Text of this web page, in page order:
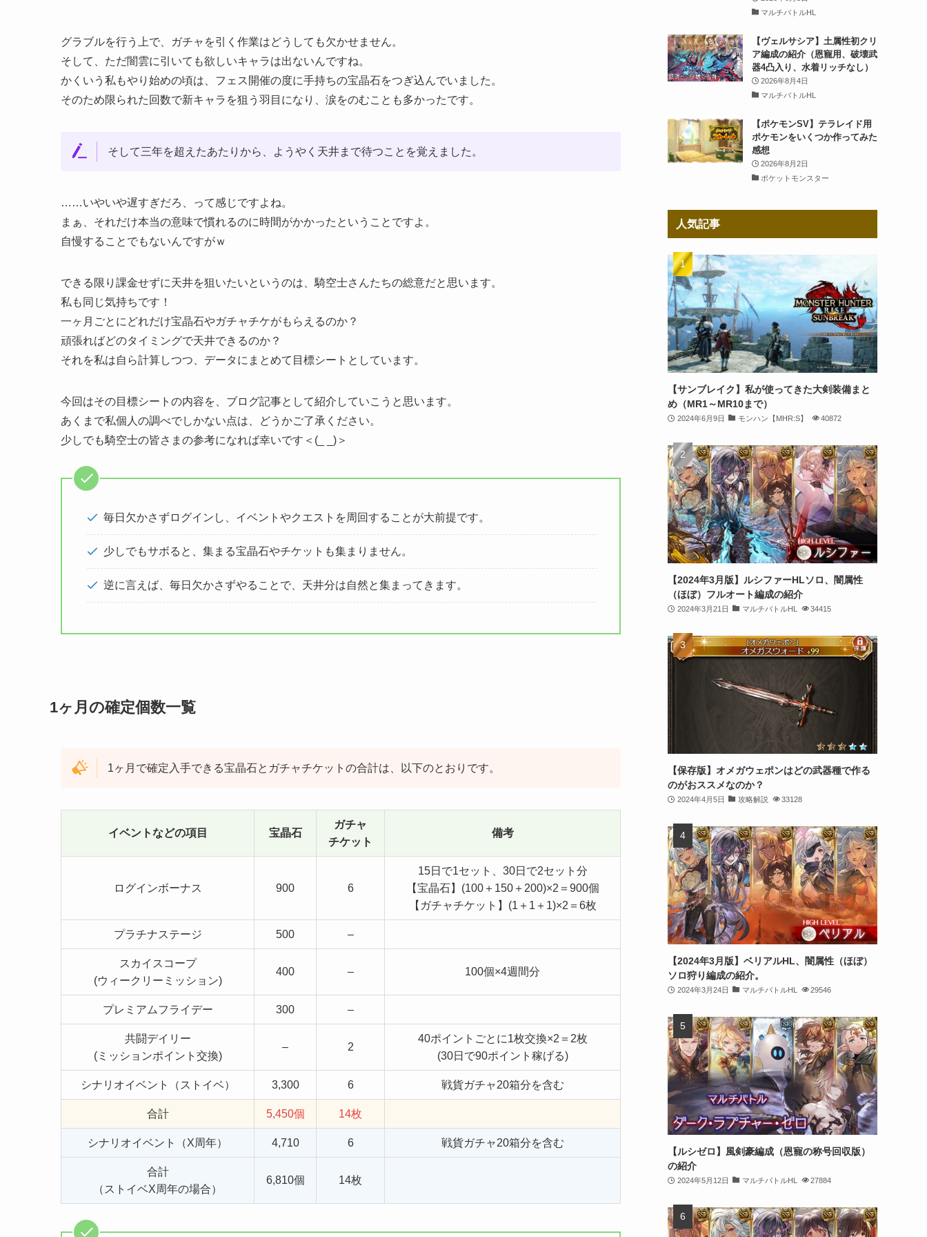
グラブルを行う上で、ガチャを引く作業はどうしても欠かせません。
そして、ただ闇雲に引いても欲しいキャラは出ないんですね。
かくいう私もやり始めの頃は、フェス開催の度に手持ちの宝晶石をつぎ込んでいました。
そのため限られた回数で新キャラを狙う羽目になり、涙をのむことも多かったです。
そして三年を超えたあたりから、ようやく天井まで待つことを覚えました。
……いやいや遅すぎだろ、って感じですよね。
まぁ、それだけ本当の意味で慣れるのに時間がかかったということですよ。
自慢することでもないんですがｗ
できる限り課金せずに天井を狙いたいというのは、騎空士さんたちの総意だと思います。
私も同じ気持ちです！
一ヶ月ごとにどれだけ宝晶石やガチャチケがもらえるのか？
頑張ればどのタイミングで天井できるのか？
それを私は自ら計算しつつ、データにまとめて目標シートとしています。
今回はその目標シートの内容を、ブログ記事として紹介していこうと思います。
あくまで私個人の調べでしかない点は、どうかご了承ください。
少しでも騎空士の皆さまの参考になれば幸いです＜(_ _)＞
毎日欠かさずログインし、イベントやクエストを周回することが大前提です。
少しでもサボると、集まる宝晶石やチケットも集まりません。
逆に言えば、毎日欠かさずやることで、天井分は自然と集まってきます。
1ヶ月の確定個数一覧
1ヶ月で確定入手できる宝晶石とガチャチケットの合計は、以下のとおりです。
イベントなどの項目 宝晶石
ガチャ
チケット
備考
ログインボーナス 900 6
15日で1セット、30日で2セット分
【宝晶石】(100＋150＋200)×2＝900個
【ガチャチケット】(1＋1＋1)×2＝6枚
プラチナステージ 500 –
スカイスコープ
(ウィークリーミッション)
400 – 100個×4週間分
プレミアムフライデー 300 –
共闘デイリー
(ミッションポイント交換)
– 2
40ポイントごとに1枚交換×2＝2枚
(30日で90ポイント稼げる)
シナリオイベント（ストイベ） 3,300 6 戦貨ガチャ20箱分を含む
合計 5,450個 14枚
シナリオイベント（X周年） 4,710 6 戦貨ガチャ20箱分を含む
合計
（ストイベX周年の場合）
6,810個 14枚
マルチバトルHL
【ヴェルサシア】土属性初クリ
ア編成の紹介（恩寵用、破壊武
器4凸入り、水着リッチなし）
2026年8月4日
マルチバトルHL
【ポケモンSV】テラレイド用
ポケモンをいくつか作ってみた
感想
2026年8月2日
ポケットモンスター
人気記事
【サンブレイク】私が使ってきた大剣装備まと
め（MR1～MR10まで）
2024年6月9日 モンハン【MHR:S】 40872
【2024年3月版】ルシファーHLソロ、闇属性
（ほぼ）フルオート編成の紹介
2024年3月21日 マルチバトルHL 34415
【保存版】オメガウェポンはどの武器種で作る
のがおススメなのか？
2024年4月5日 攻略解説 33128
【2024年3月版】ベリアルHL、闇属性（ほぼ）
ソロ狩り編成の紹介。
2024年3月24日 マルチバトルHL 29546
【ルシゼロ】風剣豪編成（恩寵の称号回収版）
の紹介
2024年5月12日 マルチバトルHL 27884